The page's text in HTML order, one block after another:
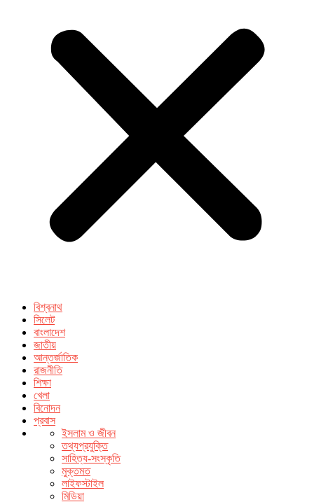
বিশ্বনাথ
সিলেট
বাংলাদেশ
জাতীয়
আন্তর্জাতিক
রাজনীতি
শিক্ষা
খেলা
বিনোদন
প্রবাস
ইসলাম ও জীবন
তথ্যপ্রযুক্তি
সাহিত্য-সংস্কৃতি
মুক্তমত
লাইফস্টাইল
মিডিয়া